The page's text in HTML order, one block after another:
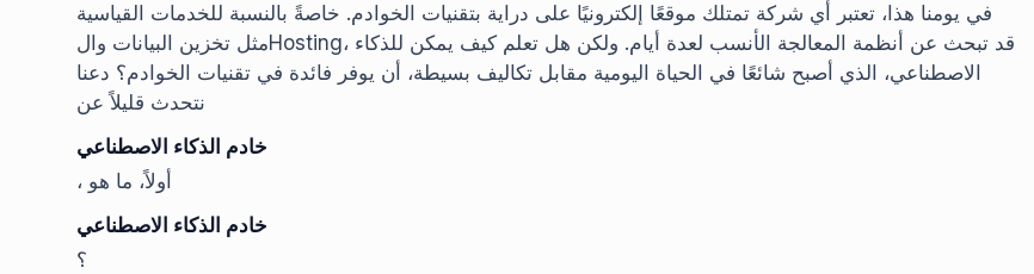
في يومنا هذا، تعتبر أي شركة تمتلك موقعًا إلكترونيًا على دراية بتقنيات الخوادم. خاصةً بالنسبة للخدمات القياسية
مثل تخزين البيانات والHosting، قد تبحث عن أنظمة المعالجة الأنسب لعدة أيام. ولكن هل تعلم كيف يمكن للذكاء
الاصطناعي، الذي أصبح شائعًا في الحياة اليومية مقابل تكاليف بسيطة، أن يوفر فائدة في تقنيات الخوادم؟ دعنا
نتحدث قليلاً عن
خادم الذكاء الاصطناعي
، أولاً، ما هو
خادم الذكاء الاصطناعي
؟